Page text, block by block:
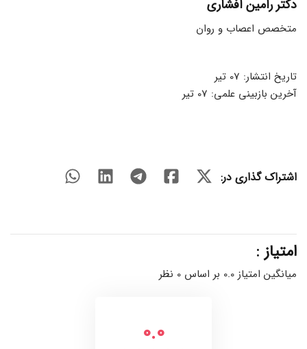
دکتر رامین افشاری
متخصص اعصاب و روان
تاریخ انتشار: 07 تیر
آخرین بازبینی علمی: 07 تیر
اشتراک گذاری در:
امتیاز :
میانگین امتیاز 0.0 بر اساس 0 نظر
0.0